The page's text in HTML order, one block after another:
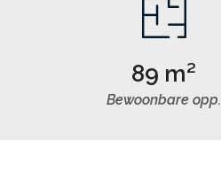
89 m²
Bewoonbare opp.